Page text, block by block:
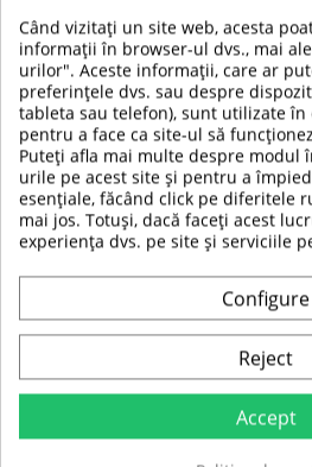
temperatura
Talie elastica
Material elastic
Captuseala
termica
confortabila –
placuta la atingere
Buzunar lateral cu cablu
powerbank (NU este inclus)
Dimensiuni buzunar:aprox.
Element de incalzire:fibra
Rezistent la temperaturi inalte
Distribuire uniforma a caldurii
Durata lunga de utilizare
orice
NU este inclus)
Moduri temperatura:40°C
Durata aproximativa a
Când vizitați un site web, acesta
informații în browser-ul dvs., mai
urilor". Aceste informații, care ar
preferințele dvs. sau despre
tableta sau telefon), sunt utilizate în
pentru a face ca site-ul să
Puteți afla mai multe despre modul
urile pe acest site și pentru a
esențiale, făcând click pe diferitele
mai jos. Totuși, dacă faceți acest
experiența dvs. pe site și serviciile
Configure
Reject
Accept